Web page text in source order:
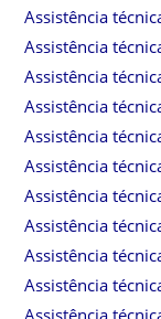
Assistência
Assistência
Assistência
Assistência
Assistência
Assistência
Assistência
Assistência
Assistência
Assistência